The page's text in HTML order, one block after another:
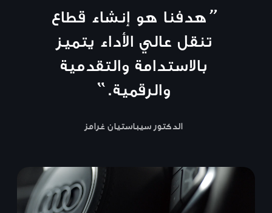
“هدفنا هو إنشاء قطاع
تنقل عالي الأداء يتميز
بالاستدامة والتقدمية
والرقمية.”
الدكتور سيباستيان غرامز